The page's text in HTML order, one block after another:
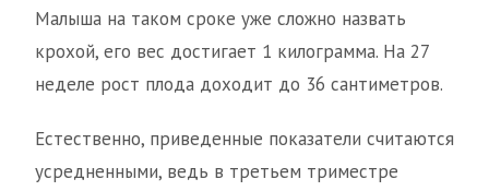
Малыша на таком сроке уже сложно назвать
крохой, его вес достигает 1 килограмма. На 27
неделе рост плода доходит до 36 сантиметров.
Естественно, приведенные показатели считаются
усредненными, ведь в третьем триместре